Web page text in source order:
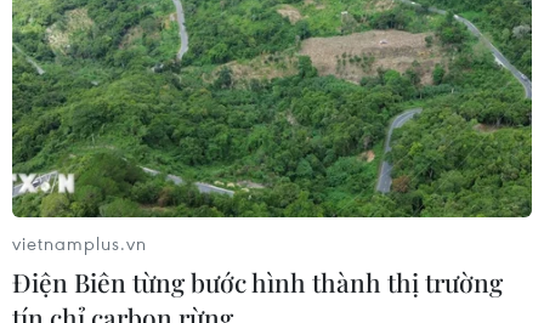
Chủ sân Azteca lỗ hơn 47 triệu USD vì
World Cup 2026
08/08/2026 06:43
Dữ liệu việc làm Mỹ mở thêm dư địa
cho giá vàng trong tuần qua
08/08/2026 04:29
vietnamplus.vn
Điện Biên từng bước hình thành thị trường